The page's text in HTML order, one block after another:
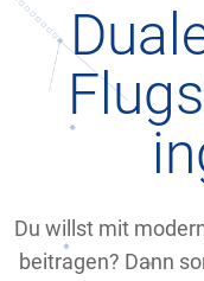
Du willst mit
beitragen? Dann